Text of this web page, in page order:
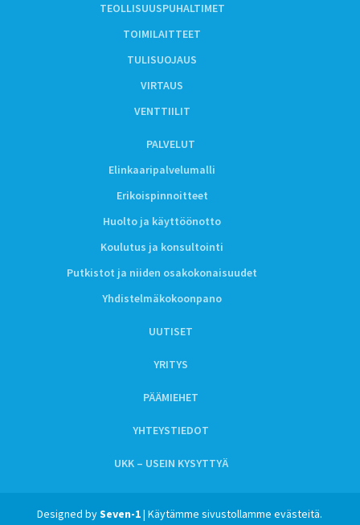
TEOLLISUUSPUHALTIMET
TOIMILAITTEET
TULISUOJAUS
VIRTAUS
VENTTIILIT
PALVELUT
Elinkaaripalvelumalli
Erikoispinnoitteet
Huolto ja käyttöönotto
Koulutus ja konsultointi
Putkistot ja niiden osakokonaisuudet
Yhdistelmäkokoonpano
UUTISET
YRITYS
PÄÄMIEHET
YHTEYSTIEDOT
UKK – USEIN KYSYTTYÄ
Designed bySeven-1| Käytämme sivustollamme evästeitä.